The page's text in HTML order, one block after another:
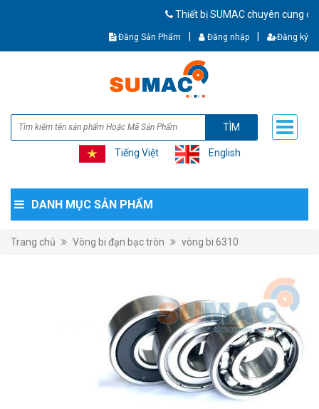
Thiết bị SUMAC chuyên cung cấp thiết
Đăng Sản Phẩm Đăng nhập Đăng ký
TÌM
Tiếng Việt English
DANH MỤC SẢN PHẨM
Trang chủ Vòng bi đạn bạc tròn vòng bi 6310